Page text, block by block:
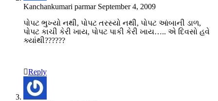
Kanchankumari parmar September 4, 2009
પોપટ ભુખ્યો નથી, પોપટ તરસ્યો નથી, પોપટ આંબાની ડાળ,
પોપટ કાચી કેરી ખાય, પોપટ પાકી કેરી ખાય….. એ દિવસો હવે
ક્યાંથી??????
Reply